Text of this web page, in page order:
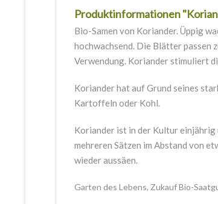
Produktinformationen
Bio-Samen von Koriander. Üppig
hochwachsend. Die Blätter passen
Verwendung. Koriander stimuliert
Koriander hat auf Grund seines
Kartoffeln oder Kohl.
Koriander ist in der Kultur
mehreren Sätzen im Abstand von
wieder aussäen.
Garten des Lebens, Zukauf Bio-